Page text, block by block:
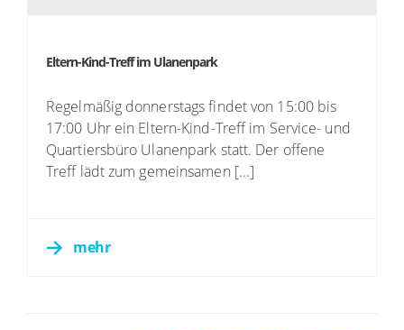
Eltern-Kind-Treff im Ulanenpark
Regelmäßig donnerstags findet von 15:00 bis
17:00 Uhr ein Eltern-Kind-Treff im Service- und
Quartiersbüro Ulanenpark statt. Der offene
Treff lädt zum gemeinsamen [...]
mehr